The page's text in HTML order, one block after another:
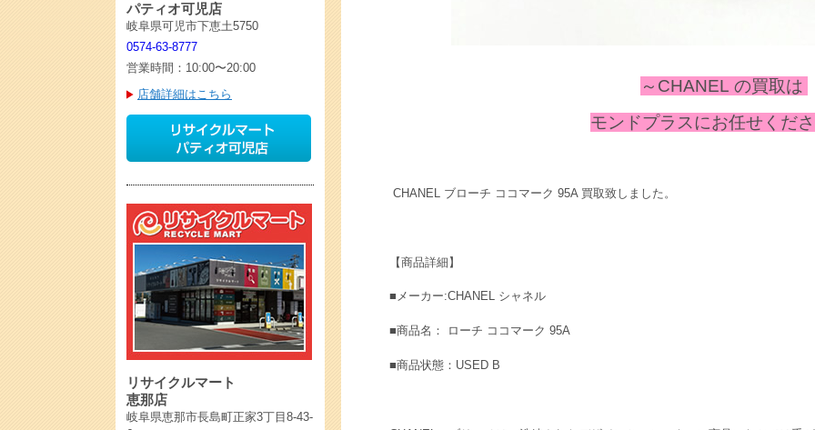
～CHANEL の買取は
モンドプラスにお任せくだ
CHANEL ブローチ ココマーク 95A 買取致しました。
【商品詳細】
■メーカー:CHANEL シャネル
■商品名： ローチ ココマーク 95A
■商品状態：USED B
パティオ可児店
岐阜県可児市下恵土5750
0574-63-8777
営業時間：10:00〜20:00
店舗詳細はこちら
リサイクルマート
恵那店
岐阜県恵那市長島町正家3丁目8-43-